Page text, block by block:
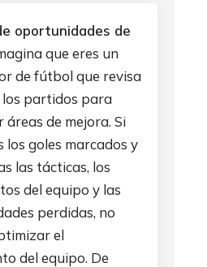
oportunidades de
que eres un
de fútbol que revisa
los partidos para
áreas de mejora. Si
los goles marcados y
las tácticas, los
del equipo y las
perdidas, no
el
del equipo. De